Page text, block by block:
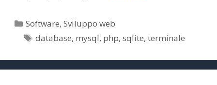
Categorie
Software,Sviluppo web
Tag
database, mysql, php,sqlite,terminale